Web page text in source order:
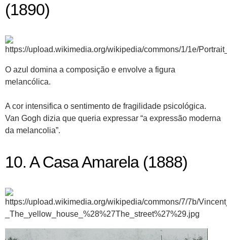
(1890)
O azul domina a composição e envolve a figura
melancólica.
A cor intensifica o sentimento de fragilidade psicológica.
Van Gogh dizia que queria expressar “a expressão moderna
da melancolia”.
10. A Casa Amarela (1888)